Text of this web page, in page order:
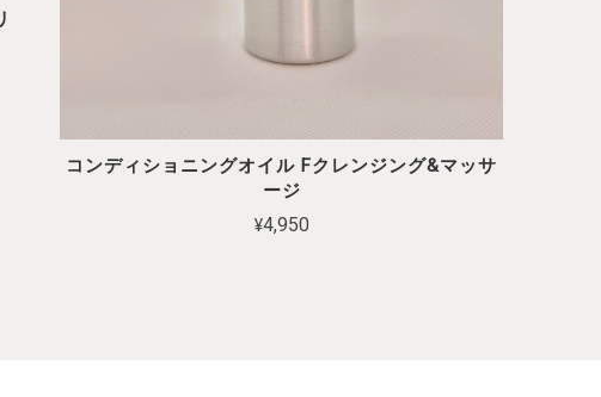
コンディショニングオイル Fクレンジング&マッサ
ージ
¥4,950